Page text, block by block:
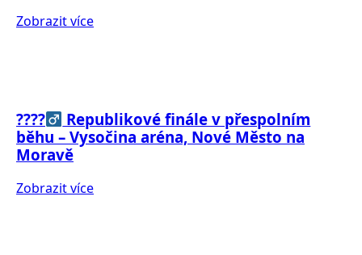
Zobrazit více
????‍
Republikové finále v přespolním
běhu – Vysočina aréna, Nové Město na
Moravě
Zobrazit více